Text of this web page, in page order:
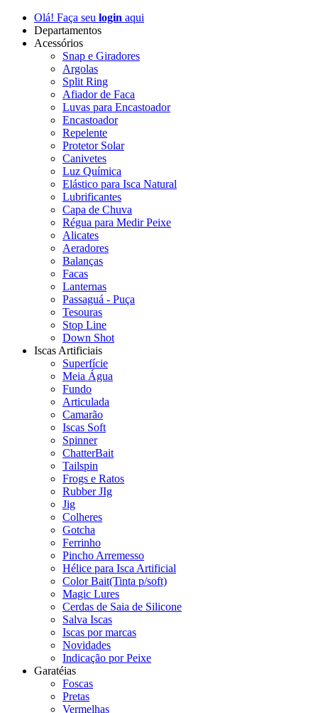
Olá! Faça seu login aqui
Departamentos
Acessórios
Snap e Giradores
Argolas
Split Ring
Afiador de Faca
Luvas para Encastoador
Encastoador
Repelente
Protetor Solar
Canivetes
Luz Química
Elástico para Isca Natural
Lubrificantes
Capa de Chuva
Régua para Medir Peixe
Alicates
Aeradores
Balanças
Facas
Lanternas
Passaguá - Puça
Tesouras
Stop Line
Down Shot
Iscas Artificiais
Superfície
Meia Água
Fundo
Articulada
Camarão
Iscas Soft
Spinner
ChatterBait
Tailspin
Frogs e Ratos
Rubber JIg
Jig
Colheres
Gotcha
Ferrinho
Pincho Arremesso
Hélice para Isca Artificial
Color Bait(Tinta p/soft)
Magic Lures
Cerdas de Saia de Silicone
Salva Iscas
Iscas por marcas
Novidades
Indicação por Peixe
Garatéias
Foscas
Pretas
Vermelhas